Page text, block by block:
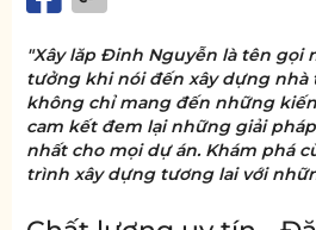
"Xây lăp Đinh Nguyễn là tên gọi
tưởng khi nói đến xây dựng nhà
không chỉ mang đến những
cam kết đem lại những giải
nhất cho mọi dự án. Khám phá
trình xây dựng tương lai với